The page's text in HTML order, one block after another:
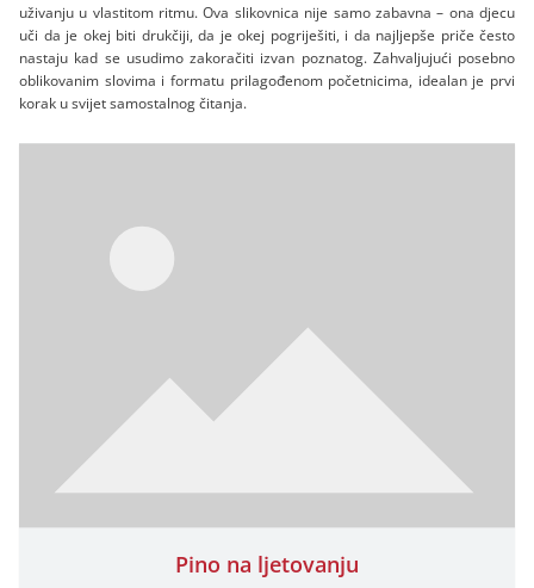
uživanju u vlastitom ritmu. Ova slikovnica nije samo zabavna – ona djecu
uči da je okej biti drukčiji, da je okej pogriješiti, i da najljepše priče često
nastaju kad se usudimo zakoračiti izvan poznatog. Zahvaljujući posebno
oblikovanim slovima i formatu prilagođenom početnicima, idealan je prvi
korak u svijet samostalnog čitanja.
Pino na ljetovanju